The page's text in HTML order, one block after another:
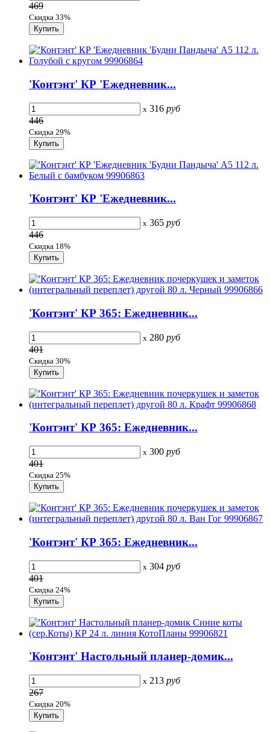
469
Скидка 33%
'Контэнт' КР 'Ежедневник...
x 316 руб
446
Скидка 29%
'Контэнт' КР 'Ежедневник...
x 365 руб
446
Скидка 18%
'Контэнт' КР 365: Ежедневник...
x 280 руб
401
Скидка 30%
'Контэнт' КР 365: Ежедневник...
x 300 руб
401
Скидка 25%
'Контэнт' КР 365: Ежедневник...
x 304 руб
401
Скидка 24%
'Контэнт' Настольный планер-домик...
x 213 руб
267
Скидка 20%